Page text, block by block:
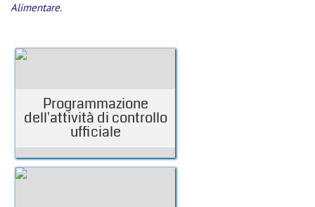
Alimentare.
Programmazione
dell'attività di controllo
ufficiale